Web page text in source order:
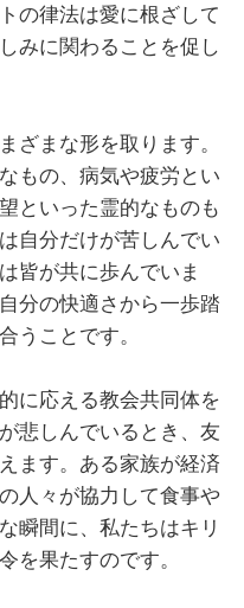
の律法は愛に根ざして
みに関わることを促し
ざまな形を取ります。
もの、病気や疲労とい
といった霊的なものも
自分だけが苦しんでい
皆が共に歩んでいま
分の快適さから一歩踏
うことです。
に応える教会共同体を
悲しんでいるとき、友
ます。ある家族が経済
人々が協力して食事や
瞬間に、私たちはキリ
を果たすのです。